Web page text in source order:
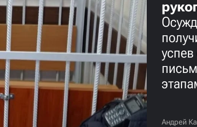
Андрей